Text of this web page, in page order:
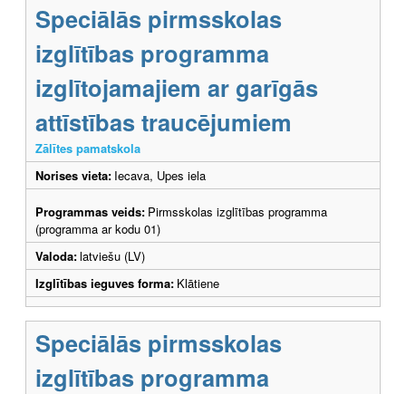
Speciālās pirmsskolas
izglītības programma
izglītojamajiem ar garīgās
attīstības traucējumiem
Zālītes pamatskola
Norises vieta: Iecava, Upes iela
Programmas veids: Pirmsskolas izglītības programma
(programma ar kodu 01)
Valoda:latviešu (LV)
Izglītības ieguves forma: Klātiene
Speciālās pirmsskolas
izglītības programma